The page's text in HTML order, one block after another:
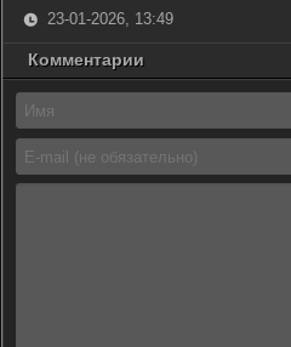
23-01-2026, 13:49
Комментарии